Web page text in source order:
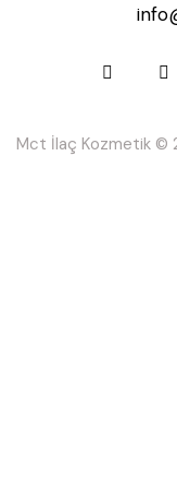
Mct İlaç Kozmetik ©